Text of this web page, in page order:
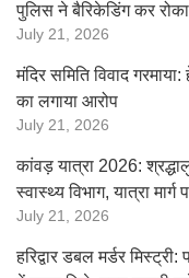
पुलिस ने बैरिकेडिंग कर रोका
July 21, 2026
मंदिर समिति विवाद
का लगाया आरोप
July 21, 2026
कांवड़ यात्रा 2026:
स्वास्थ्य विभाग, यात्रा
July 21, 2026
हरिद्वार डबल मर्डर